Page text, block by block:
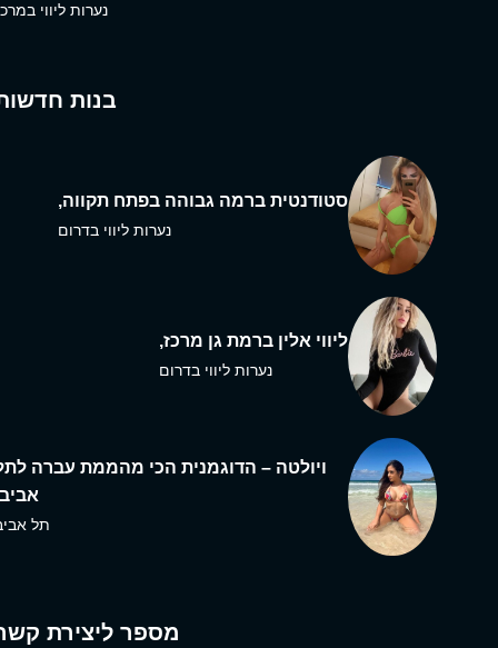
נערות ליווי
בנות
סטודנטית ברמה גבוהה בפתח תקווה,
נערות ליווי בדרום
ליווי אלין ברמת גן מרכז,
נערות ליווי בדרום
ויולטה – הדוגמנית הכי מהממת עברה
תל
מספר ליצירת